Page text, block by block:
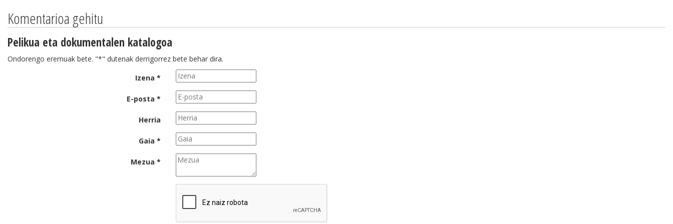
Komentarioa gehitu
Pelikua eta dokumentalen katalogoa
Ondorengo eremuak bete. "*" dutenak derrigorrez bete behar dira.
Izena *
E-posta *
Herria
Gaia *
Mezua *